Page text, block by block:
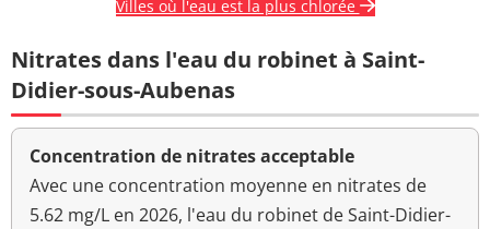
Villes où l'eau est la plus chlorée
Nitrates dans l'eau du robinet à Saint-
Didier-sous-Aubenas
Concentration de nitrates acceptable
Avec une concentration moyenne en nitrates de
5.62 mg/L en 2026, l'eau du robinet de Saint-Didier-